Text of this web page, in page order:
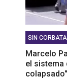
SIN CORBATA
Marcelo
el sistema
colapsado"